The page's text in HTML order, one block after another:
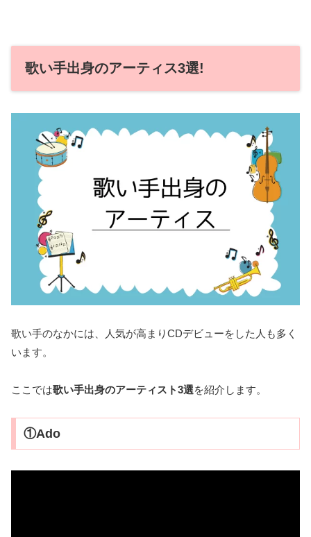
歌い手出身のアーティス3選!
歌い手のなかには、人気が高まりCDデビューをした人も多く
います。
ここでは歌い手出身のアーティスト3選を紹介します。
①Ado